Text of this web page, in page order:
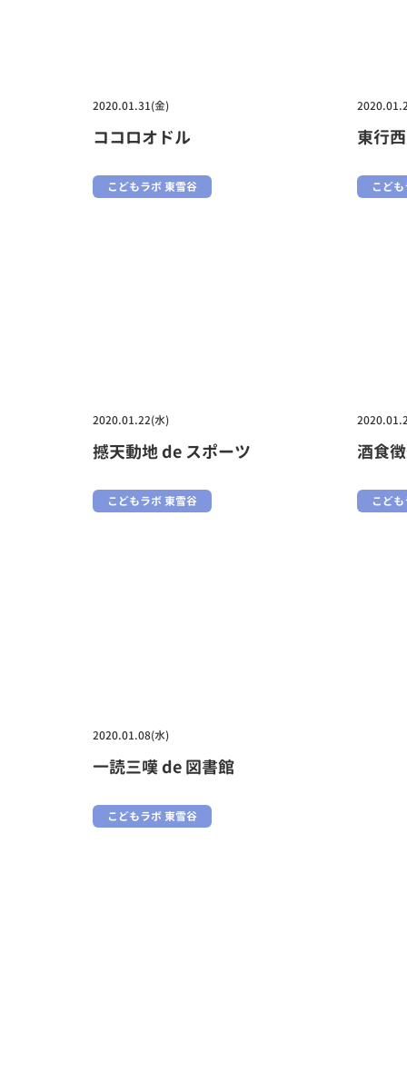
2020.01.31(金)
ココロオドル
こどもラボ 東雪谷
東行
こど
2020.01.22(水)
撼天動地 de スポーツ
こどもラボ 東雪谷
酒食
こど
2020.01.08(水)
一読三嘆 de 図書館
こどもラボ 東雪谷